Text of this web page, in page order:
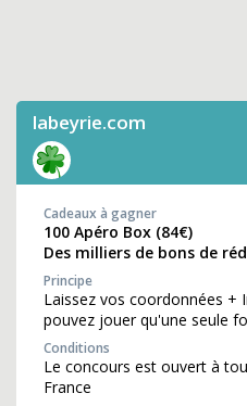
labeyrie.com
Cadeaux à gagner
100 Apéro Box (84€)
Des milliers de bons de
Principe
Laissez vos coordonnées +
pouvez jouer qu'une seule
Conditions
Le concours est ouvert à
France